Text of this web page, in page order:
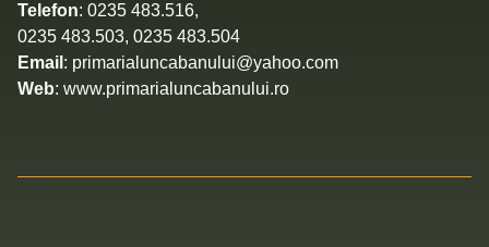
Telefon: 0235 483.516,
0235 483.503, 0235 483.504
Email : primarialuncabanului@yahoo.com
Web: www.primarialuncabanului.ro